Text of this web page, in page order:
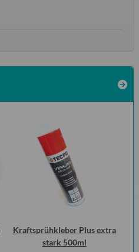
Kraftsprühkleber Plus extra
stark 500ml